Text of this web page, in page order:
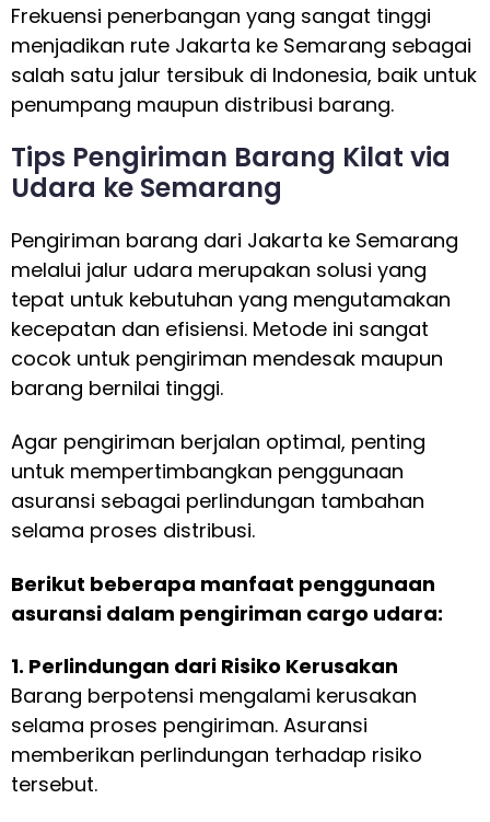
Frekuensi penerbangan yang sangat tinggi
menjadikan rute Jakarta ke Semarang sebagai
salah satu jalur tersibuk di Indonesia, baik untuk
penumpang maupun distribusi barang.
Tips Pengiriman Barang Kilat via
Udara ke Semarang
Pengiriman barang dari Jakarta ke Semarang
melalui jalur udara merupakan solusi yang
tepat untuk kebutuhan yang mengutamakan
kecepatan dan efisiensi. Metode ini sangat
cocok untuk pengiriman mendesak maupun
barang bernilai tinggi.
Agar pengiriman berjalan optimal, penting
untuk mempertimbangkan penggunaan
asuransi sebagai perlindungan tambahan
selama proses distribusi.
Berikut beberapa manfaat penggunaan
asuransi dalam pengiriman cargo udara:
1. Perlindungan dari Risiko Kerusakan
Barang berpotensi mengalami kerusakan
selama proses pengiriman. Asuransi
memberikan perlindungan terhadap risiko
tersebut.